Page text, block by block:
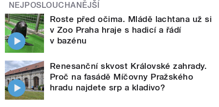
NEJPOSLOUCHANĚJŠÍ
Roste před očima. Mládě lachtana už si
v Zoo Praha hraje s hadicí a řádí
v bazénu
Renesanční skvost Královské zahrady.
Proč na fasádě Míčovny Pražského
hradu najdete srp a kladivo?